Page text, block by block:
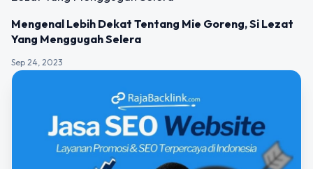
Mengenal Lebih Dekat Tentang Mie Goreng, Si Lezat
Yang Menggugah Selera
Sep 24, 2023